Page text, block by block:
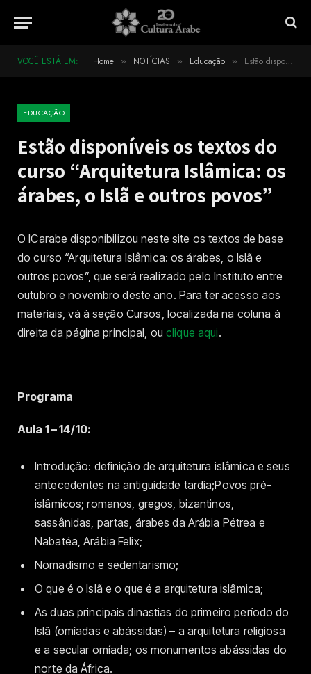
VOCÊ ESTÁ EM: Home » NOTÍCIAS » Educação » Estão disponíveis os textos do curso “Arquitetura Islâmica: os árabes, o Islã e outros povos”
EDUCAÇÃO
Estão disponíveis os textos do
curso “Arquitetura Islâmica: os
árabes, o Islã e outros povos”
O ICarabe disponibilizou neste site os textos de base
do curso “Arquitetura Islâmica: os árabes, o Islã e
outros povos”, que será realizado pelo Instituto entre
outubro e novembro deste ano. Para ter acesso aos
materiais, vá à seção Cursos, localizada na coluna à
direita da página principal, ouclique aqui.
Programa
Aula 1 – 14/10:
Introdução: definição de arquitetura islâmica e seus
antecedentes na antiguidade tardia;Povos pré-
islâmicos; romanos, gregos, bizantinos,
sassânidas, partas, árabes da Arábia Pétrea e
Nabatéa, Arábia Felix;
Nomadismo e sedentarismo;
O que é o Islã e o que é a arquitetura islâmica;
As duas principais dinastias do primeiro período do
Islã (omíadas e abássidas) – a arquitetura religiosa
e a secular omíada; os monumentos abássidas do
norte da África.